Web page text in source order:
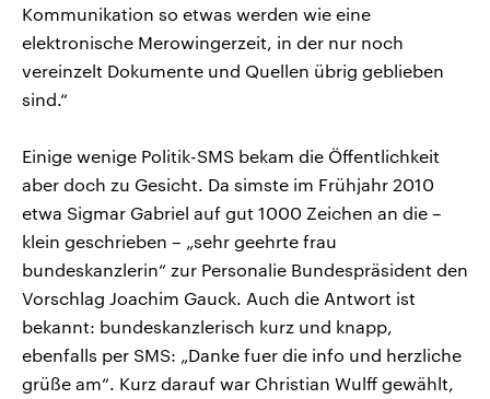
Kommunikation so etwas werden wie eine
elektronische Merowingerzeit, in der nur noch
vereinzelt Dokumente und Quellen übrig geblieben
sind.“
Einige wenige Politik-SMS bekam die Öffentlichkeit
aber doch zu Gesicht. Da simste im Frühjahr 2010
etwa Sigmar Gabriel auf gut 1000 Zeichen an die –
klein geschrieben – „sehr geehrte frau
bundeskanzlerin“ zur Personalie Bundespräsident den
Vorschlag Joachim Gauck. Auch die Antwort ist
bekannt: bundeskanzlerisch kurz und knapp,
ebenfalls per SMS: „Danke fuer die info und herzliche
grüße am“. Kurz darauf war Christian Wulff gewählt,